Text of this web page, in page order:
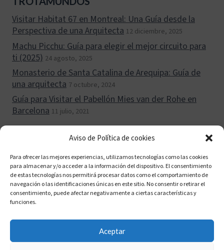
Aviso de Política de cookies
Para ofrecer las mejores experiencias, utilizamos tecnologías como las cookies
para almacenar y/o acceder a la información del dispositivo. El consentimiento
de estas tecnologías nos permitirá procesar datos como el comportamiento de
navegación o las identificaciones únicas en este sitio. No consentir o retirar el
consentimiento, puede afectar negativamente a ciertas características y
funciones.
Aceptar
Visitar Habitat 67 en Montreal: Una Guía desde la
Perspectiva de una Arquitecta 12 diciembre, 2025
Machu Picchu: Guía para elegir el mejor circuito para
ti (2025) 24 agosto, 2025
Monasterio de Santa Catalina de Arequipa: Guía de
una arquitecta 7 octubre, 2024
Guía para Visitar el Pabellón Mies van der Rohe en
Barcelona 11 julio, 2021
Política de cookies (UE)
Políticas de privacidad
Aviso legal
Descargo de Responsabilidad para Arquitecta
Trotamundos